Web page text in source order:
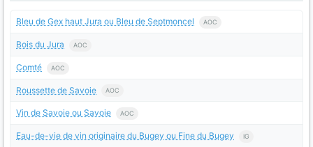
Bleu de Gex haut Jura ou Bleu de Septmoncel AOC
Bois du Jura AOC
Comté AOC
Roussette de Savoie AOC
Vin de Savoie ou Savoie AOC
Eau-de-vie de vin originaire du Bugey ou Fine du Bugey IG